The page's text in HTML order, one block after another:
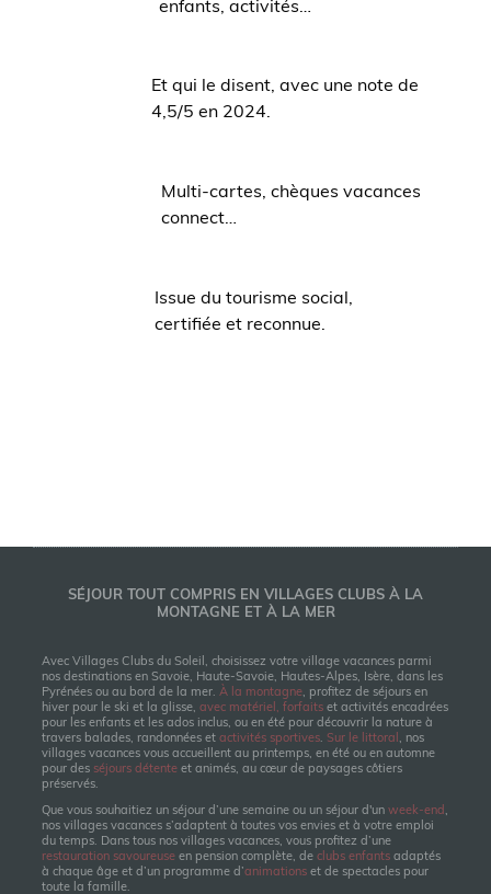
enfants, activités…
Et qui le disent, avec une note de
4,5/5 en 2024.
Multi-cartes, chèques vacances
connect…
Issue du tourisme social,
certifiée et reconnue.
SÉJOUR TOUT COMPRIS EN VILLAGES CLUBS À LA
MONTAGNE ET À LA MER
Avec Villages Clubs du Soleil, choisissez votre village vacances parmi
nos destinations en Savoie, Haute-Savoie, Hautes-Alpes, Isère, dans les
Pyrénées ou au bord de la mer. À la montagne, profitez de séjours en
hiver pour le ski et la glisse, avec matériel, forfaits et activités encadrées
pour les enfants et les ados inclus, ou en été pour découvrir la nature à
travers balades, randonnées et activités sportives. Sur le littoral , nos
villages vacances vous accueillent au printemps, en été ou en automne
pour des séjours détente et animés, au cœur de paysages côtiers
préservés.
Que vous souhaitiez un séjour d’une semaine ou un séjour d'un week-end ,
nos villages vacances s’adaptent à toutes vos envies et à votre emploi
du temps. Dans tous nos villages vacances, vous profitez d’une
restauration savoureuse en pension complète, de clubs enfants adaptés
à chaque âge et d’un programme d’animations et de spectacles pour
toute la famille.